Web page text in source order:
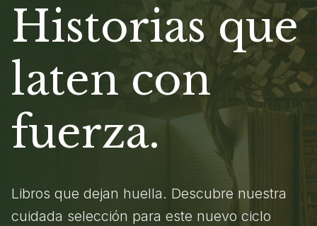
Historias que
laten con
fuerza.
Libros que dejan huella. Descubre nuestra
cuidada selección para este nuevo ciclo